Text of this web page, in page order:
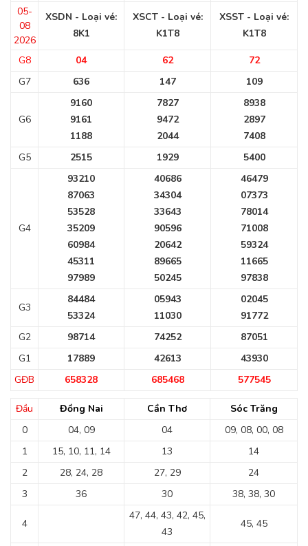
05-
08
2026
XSDN - Loại vé:
8K1
XSCT - Loại vé:
K1T8
XSST - Loại vé:
K1T8
G8 04 62
72
G7
636 147 109
G6
9160
9161
1188
7827
9472
2044
8938
2897
7408
G5
2515 1929 5400
G4
93210
87063
53528
35209
60984
45311
97989
40686
34304
33643
90596
20642
89665
50245
46479
07373
78014
71008
59324
11665
97838
G3
84484
53324
05943
11030
02045
91772
G2
98714 74252
87051
G1
17889 42613
43930
GĐB
658328 685468 577545
Đầu Đồng Nai Cần Thơ
Sóc Trăng
0
04, 09 04
09, 08, 00, 08
1
15, 10, 11, 14 13
14
2
28, 24, 28 27, 29
24
3
36 30 38, 38, 30
4
47, 44, 43, 42, 45,
43
45, 45